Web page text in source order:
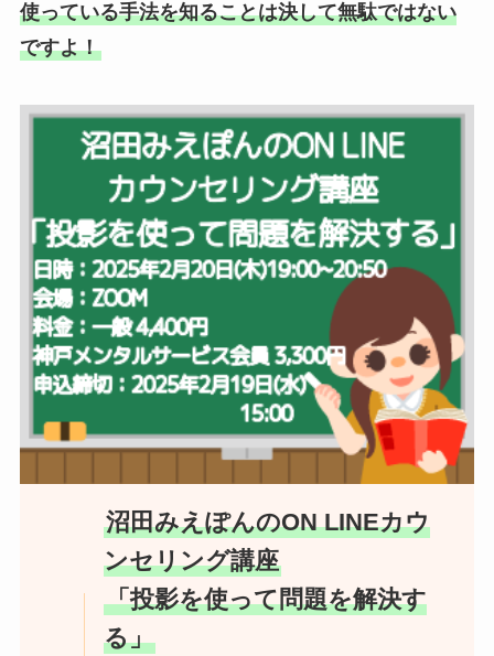
使っている手法を知ることは決して無駄ではない
ですよ！
沼田みえぽんのON LINEカウ
ンセリング講座
「投影を使って問題を解決す
る」